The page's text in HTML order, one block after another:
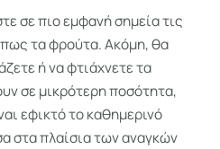
σε πιο εμφανή σημεία τις
τα φρούτα. Ακόμη, θα
ή να φτιάχνετε τα
σε μικρότερη ποσότητα,
εφικτό το καθημερινό
στα πλαίσια των αναγκών